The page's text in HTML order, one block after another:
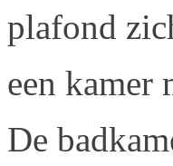
plafond
een kamer
De